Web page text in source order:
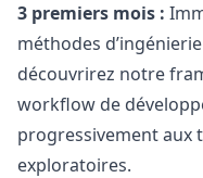
3 premiers mois :
méthodes
découvrirez notre
workflow de
progressivement aux
exploratoires.